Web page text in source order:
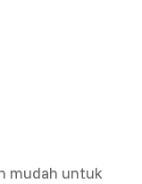
mudah untuk